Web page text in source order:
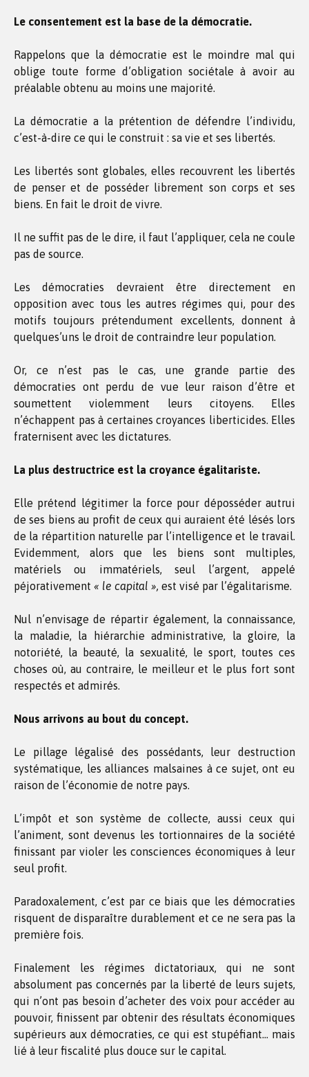
Le consentement est la base de la démocratie.
Rappelons que la démocratie est le moindre mal qui
oblige toute forme d’obligation sociétale à avoir au
préalable obtenu au moins une majorité.
La démocratie a la prétention de défendre l’individu,
c’est-à-dire ce qui le construit : sa vie et ses libertés.
Les libertés sont globales, elles recouvrent les libertés
de penser et de posséder librement son corps et ses
biens. En fait le droit de vivre.
Il ne suffit pas de le dire, il faut l’appliquer, cela ne coule
pas de source.
Les démocraties devraient être directement en
opposition avec tous les autres régimes qui, pour des
motifs toujours prétendument excellents, donnent à
quelques’uns le droit de contraindre leur population.
Or, ce n’est pas le cas, une grande partie des
démocraties ont perdu de vue leur raison d’être et
soumettent violemment leurs citoyens. Elles
n’échappent pas à certaines croyances liberticides. Elles
fraternisent avec les dictatures.
La plus destructrice est la croyance égalitariste.
Elle prétend légitimer la force pour déposséder autrui
de ses biens au profit de ceux qui auraient été lésés lors
de la répartition naturelle par l’intelligence et le travail.
Evidemment, alors que les biens sont multiples,
matériels ou immatériels, seul l’argent, appelé
péjorativement « le capital », est visé par l’égalitarisme.
Nul n’envisage de répartir également, la connaissance,
la maladie, la hiérarchie administrative, la gloire, la
notoriété, la beauté, la sexualité, le sport, toutes ces
choses où, au contraire, le meilleur et le plus fort sont
respectés et admirés.
Nous arrivons au bout du concept.
Le pillage légalisé des possédants, leur destruction
systématique, les alliances malsaines à ce sujet, ont eu
raison de l’économie de notre pays.
L’impôt et son système de collecte, aussi ceux qui
l’animent, sont devenus les tortionnaires de la société
finissant par violer les consciences économiques à leur
seul profit.
Paradoxalement, c’est par ce biais que les démocraties
risquent de disparaître durablement et ce ne sera pas la
première fois.
Finalement les régimes dictatoriaux, qui ne sont
absolument pas concernés par la liberté de leurs sujets,
qui n’ont pas besoin d’acheter des voix pour accéder au
pouvoir, finissent par obtenir des résultats économiques
supérieurs aux démocraties, ce qui est stupéfiant… mais
lié à leur fiscalité plus douce sur le capital.